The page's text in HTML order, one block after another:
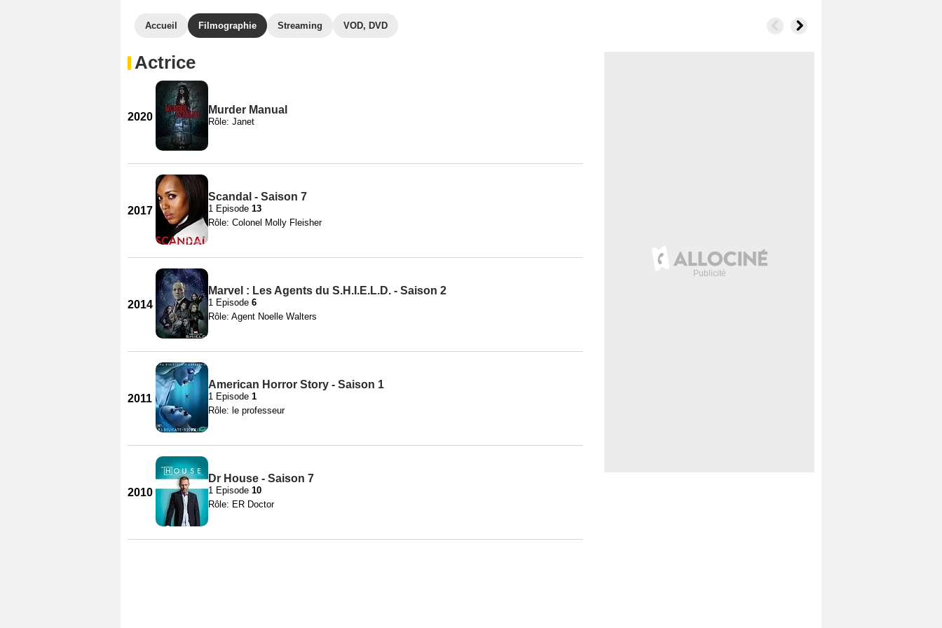
Accueil Filmographie Streaming VOD, DVD
Actrice
2020
Murder Manual
Rôle: Janet
2017
Scandal - Saison 7
1 Episode 13
Rôle: Colonel Molly Fleisher
2014
Marvel : Les Agents du S.H.I.E.L.D. - Saison 2
1 Episode 6
Rôle: Agent Noelle Walters
2011
American Horror Story - Saison 1
1 Episode 1
Rôle: le professeur
2010
Dr House - Saison 7
1 Episode 10
Rôle: ER Doctor